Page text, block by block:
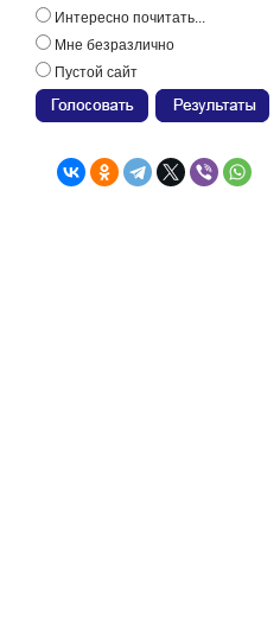
Интересно почитать...
Мне безразлично
Пустой сайт